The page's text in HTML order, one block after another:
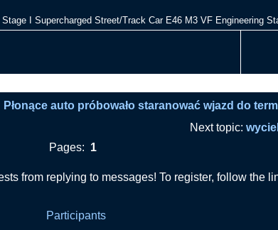
I Supercharged Street/Track Car E46 M3 VF Engineering
Płonące auto próbowało staranować wjazd do
Next topic:
Pages: 1
from replying to messages! To register, follow the
Participants